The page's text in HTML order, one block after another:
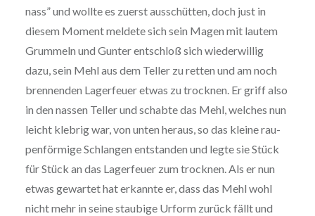
nass” und wollte es zuerst aus­schüt­ten, doch just in
diesem Moment meldete sich sein Magen mit lautem
Grummeln und Gunter entschloß sich wie­der­wil­lig
dazu, sein Mehl aus dem Teller zu retten und am noch
bren­nen­den Lager­feu­er etwas zu trocknen. Er griff also
in den nassen Teller und schabte das Mehl, welches nun
leicht klebrig war, von unten heraus, so das kleine rau­
pen­för­mi­ge Schlangen ent­stan­den und legte sie Stück
für Stück an das Lager­feu­er zum trocknen. Als er nun
etwas gewartet hat erkannte er, dass das Mehl wohl
nicht mehr in seine staubige Urform zurück fällt und